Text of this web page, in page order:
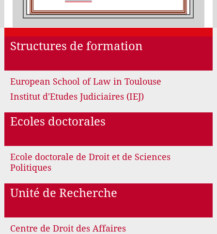
Structures de formation
European School of Law in Toulouse
Institut d'Etudes Judiciaires (IEJ)
Ecoles doctorales
Ecole doctorale de Droit et de Sciences
Politiques
Unité de Recherche
Centre de Droit des Affaires